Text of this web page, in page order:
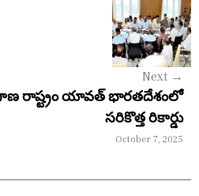
Next →
రాష్ట్రం యావత్ భారతదేశంలో
సరికొత్త రికార్డు
October 7, 2025